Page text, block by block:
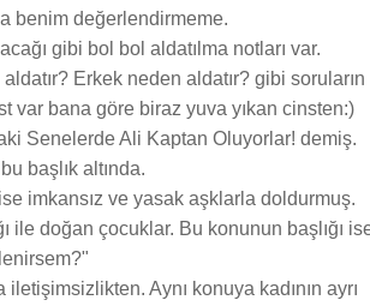
benim değerlendirmeme.
gibi bol bol aldatılma notları var.
Erkek neden aldatır? gibi soruların
var bana göre biraz yuva yıkan cinsten:)
Senelerde Ali Kaptan Oluyorlar! demiş.
başlık altında.
imkansız ve yasak aşklarla doldurmuş.
ile doğan çocuklar. Bu konunun başlığı
Aynı konuya kadının ayrı